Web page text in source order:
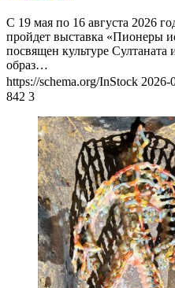
С 19 мая по 16 августа 2026
пройдет выставка «Пионеры
посвящен культуре
образ…
https://schema.org/InStock 2026-
842 3